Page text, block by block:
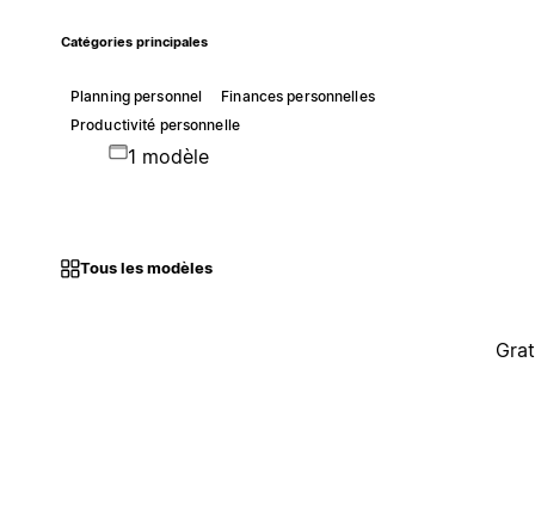
Catégories principales
Planning personnel
Finances personnelles
Productivité personnelle
1 modèle
Tous les modèles